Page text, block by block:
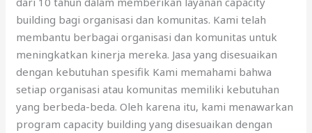
building bagi organisasi dan komunitas. Kami telah
membantu berbagai organisasi dan komunitas untuk
meningkatkan kinerja mereka. Jasa yang disesuaikan
dengan kebutuhan spesifik Kami memahami bahwa
setiap organisasi atau komunitas memiliki kebutuhan
yang berbeda-beda. Oleh karena itu, kami menawarkan
program capacity building yang disesuaikan dengan